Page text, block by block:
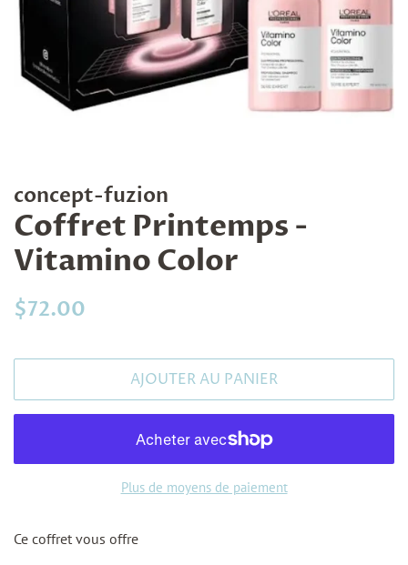
concept-fuzion
Coffret Printemps -
Vitamino Color
Prix
$72.00
AJOUTER AU PANIER
Plus de moyens de paiement
Ce coffret vous offre